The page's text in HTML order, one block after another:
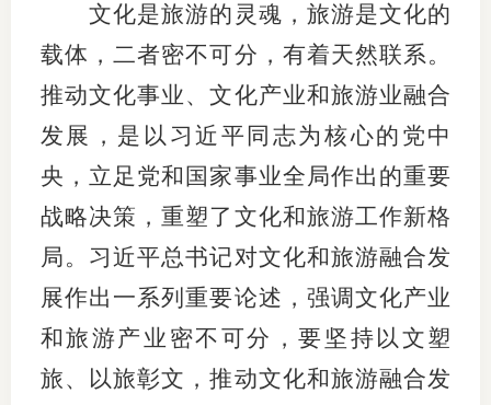
文化是旅游的灵魂，旅游是文化的
载体，二者密不可分，有着天然联系。
推动文化事业、文化产业和旅游业融合
发展，是以习近平同志为核心的党中
央，立足党和国家事业全局作出的重要
战略决策，重塑了文化和旅游工作新格
局。习近平总书记对文化和旅游融合发
展作出一系列重要论述，强调文化产业
和旅游产业密不可分，要坚持以文塑
旅、以旅彰文，推动文化和旅游融合发